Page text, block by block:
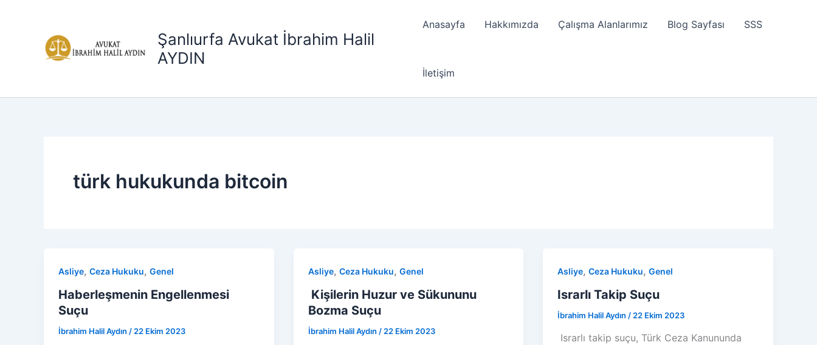
Şanlıurfa Avukat İbrahim Halil
AYDIN
Anasayfa Hakkımızda Çalışma Alanlarımız Blog Sayfası SSS
İletişim
türk hukukunda bitcoin
Asliye, Ceza Hukuku, Genel
Haberleşmenin Engellenmesi
Suçu
İbrahim Halil Aydın / 22 Ekim 2023
Asliye, Ceza Hukuku, Genel
Kişilerin Huzur ve Sükununu
Bozma Suçu
İbrahim Halil Aydın / 22 Ekim 2023
Asliye,Ceza Hukuku,Genel
Israrlı Takip Suçu
İbrahim Halil Aydın / 22 Ekim 2023
Israrlı takip suçu, Türk Ceza Kanununda